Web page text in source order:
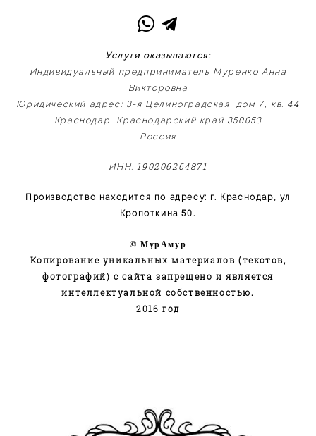
Услуги оказываются:
Индивидуальный предприниматель Муренко Анна
Викторовна
Юридический адрес: 3-я Целиноградская, дом 7, кв. 44
Краснодар, Краснодарский край 350053
Россия
ИНН: 190206264871
Производство находится по адресу: г. Краснодар, ул
Кропоткина50.
© МурАмур
Копирование уникальных материалов (текстов,
фотографий) с сайта запрещено и является
интеллектуальной собственностью.
2016 год